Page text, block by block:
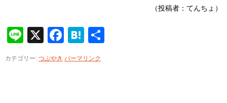
（投稿者：てんちょ）
Line
X Facebook
Hatena
カテゴリー: つぶやき パーマリンク